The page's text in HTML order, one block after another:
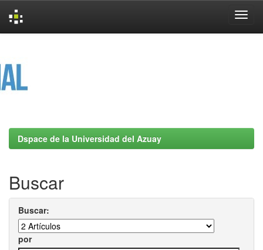
Dspace de la Universidad del Azuay
Buscar
Buscar:
por